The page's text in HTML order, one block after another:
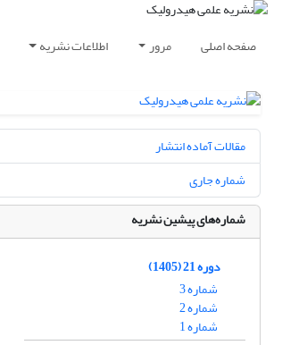
صفحه اصلی مرور اطلاعات نشریه
مقالات آماده انتشار
شماره جاری
شماره‌های پیشین نشریه
دوره 21 (1405)
شماره 3
شماره 2
شماره 1